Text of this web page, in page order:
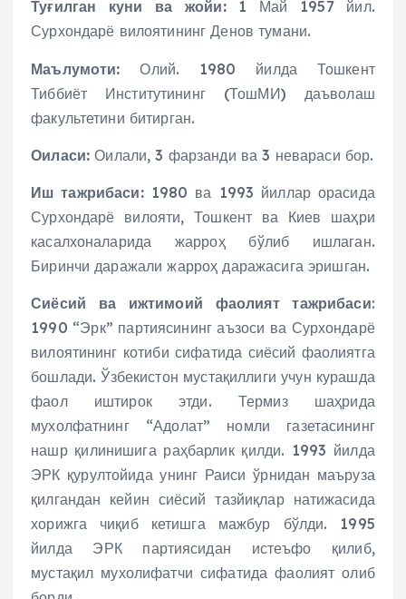
Туғилган куни ва жойи:1 Май 1957 йил.
Сурхондарё вилоятининг Денов тумани.
Маълумоти: Олий. 1980 йилда Тошкент
Тиббиёт Институтининг (ТошМИ) даъволаш
факультетини битирган.
Оиласи: Оилали, 3 фарзанди ва 3 невараси бор.
Иш тажрибаси:1980 ва 1993 йиллар орасида
Сурхондарё вилояти, Тошкент ва Киев шаҳри
касалхоналарида жарроҳ бўлиб ишлаган.
Биринчи даражали жарроҳ даражасига эришган.
Сиёсий ва ижтимоий фаолият тажрибаси:
1990 “Эрк” партиясининг аъзоси ва Сурхондарё
вилоятининг котиби сифатида сиёсий фаолиятга
бошлади. Ўзбекистон мустақиллиги учун курашда
фаол иштирок этди. Термиз шаҳрида
мухолфатнинг “Адолат” номли газетасининг
нашр қилинишига раҳбарлик қилди. 1993 йилда
ЭРК қурултойида унинг Раиси ўрнидан маъруза
қилгандан кейин сиёсий тазйиқлар натижасида
хорижга чиқиб кетишга мажбур бўлди. 1995
йилда ЭРК партиясидан истеъфо қилиб,
мустақил мухолифатчи сифатида фаолият олиб